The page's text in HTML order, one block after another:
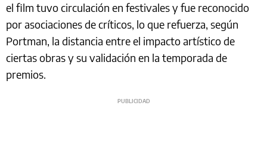
el film tuvo circulación en festivales y fue reconocido
por asociaciones de críticos, lo que refuerza, según
Portman, la distancia entre el impacto artístico de
ciertas obras y su validación en la temporada de
premios.